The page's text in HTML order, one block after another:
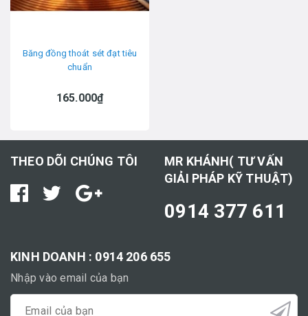
Băng đồng thoát sét đạt tiêu
chuẩn
165.000₫
THEO DÕI CHÚNG TÔI
MR KHÁNH( TƯ VẤN
GIẢI PHÁP KỸ THUẬT)
0914 377 611
KINH DOANH : 0914 206 655
Nhập vào email của bạn